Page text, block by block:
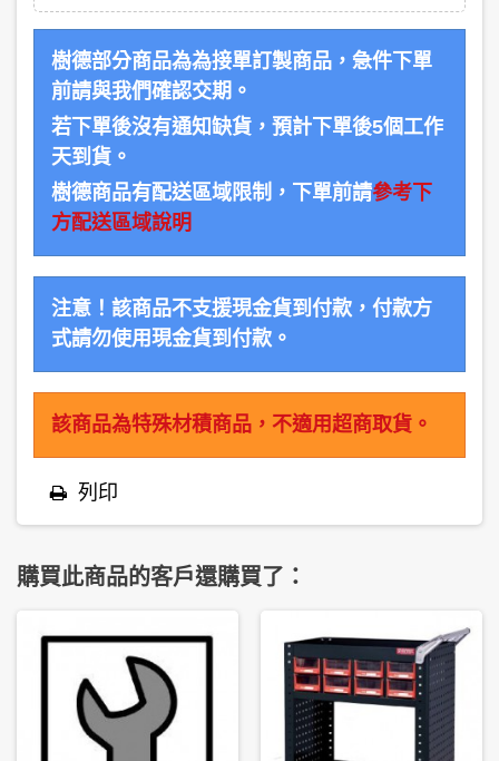
樹德部分商品為為接單訂製商品，急件下單
前請與我們確認交期。
若下單後沒有通知缺貨，預計下單後5個工作
天到貨。
樹德商品有配送區域限制，下單前請參考下
方配送區域說明
注意！該商品不支援現金貨到付款，付款方
式請勿使用現金貨到付款。
該商品為特殊材積商品，不適用超商取貨。
列印
購買此商品的客戶還購買了：